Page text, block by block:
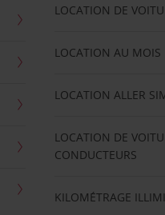
LOCATION DE
LOCATION AU MOIS
LOCATION ALLER
LOCATION DE
CONDUCTEURS
KILOMÉTRAGE